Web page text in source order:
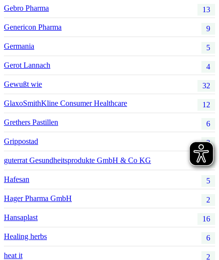
Gebro Pharma 13
Genericon Pharma 9
Germania 5
Gerot Lannach 4
Gewußt wie 32
GlaxoSmithKline Consumer Healthcare 12
Grethers Pastillen 6
Grippostad 2
guterrat Gesundheitsprodukte GmbH & Co KG
Hafesan 5
Hager Pharma GmbH 2
Hansaplast 16
Healing herbs 6
heat it 2